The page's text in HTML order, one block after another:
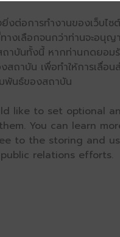
งต่อการทำงานของเว็บไซ
างเลือกจนกว่าท่านจะอนุญ
ถาบันทั้งนี้ หากท่านกดยอม
ถาบัน เพื่อทำให้การเลื่อน
มพันธ์ของสถาบัน
like to set optional
You can learn
to the storing and
relations efforts.